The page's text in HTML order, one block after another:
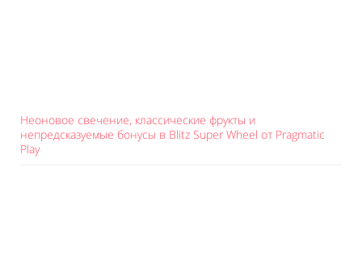
Неоновое свечение, классические фрукты и
непредсказуемые бонусы в Blitz Super Wheel от Pragmatic
Play